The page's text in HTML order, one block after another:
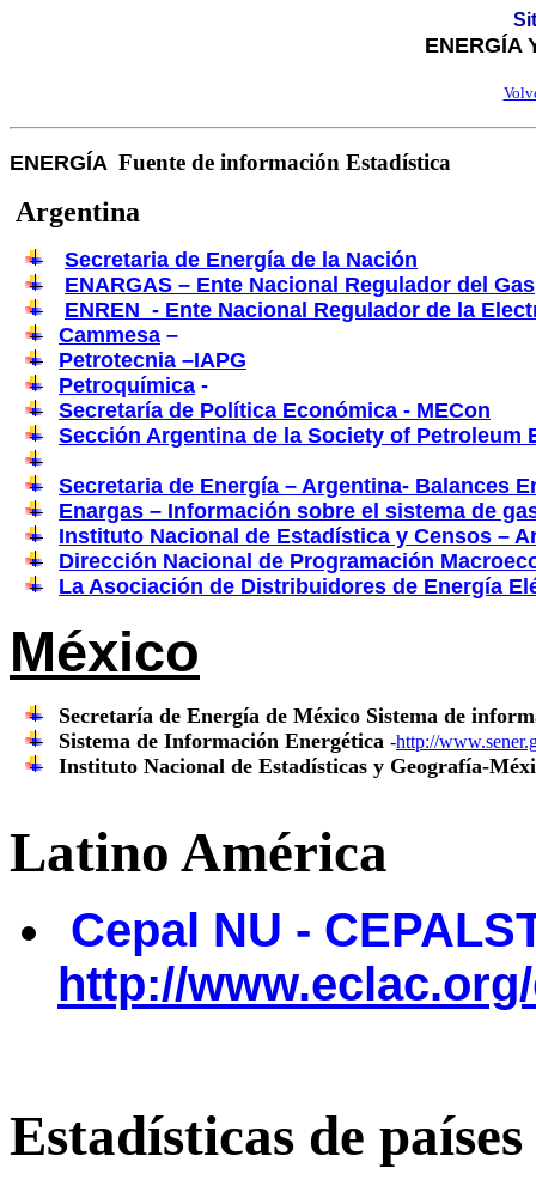
ENERGÍA
ENERGÍA Fuente de información Estadística
Argentina
Secretaria de Energía de la Nación
ENARGAS – Ente Nacional Regulador del Gas
ENREN - Ente Nacional Regulador de la
Cammesa –
Petrotecnia –IAPG
Petroquímica -
Secretaría de Política Económica - MECon
Sección Argentina de la Society of Petroleum
Secretaria de Energía – Argentina- Balances
Enargas – Información sobre el sistema de
Instituto Nacional de Estadística y Censos –
Dirección Nacional de Programación
La Asociación de Distribuidores de Energía
México
Secretaría de Energía de México Sistema de
Sistema de Información Energética -http://
Instituto Nacional de Estadísticas y Geografía-
Latino América
Cepal NU -
http://
Estadísticas de países